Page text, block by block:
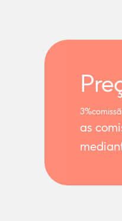
3%
as